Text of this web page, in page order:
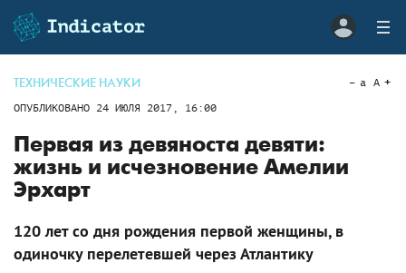
ТЕХНИЧЕСКИЕ НАУКИ
ОПУБЛИКОВАНО 24 ИЮЛЯ 2017, 16:00
a A
Первая из девяноста девяти:
жизнь и исчезновение Амелии
Эрхарт
120 лет со дня рождения первой женщины, в
одиночку перелетевшей через Атлантику